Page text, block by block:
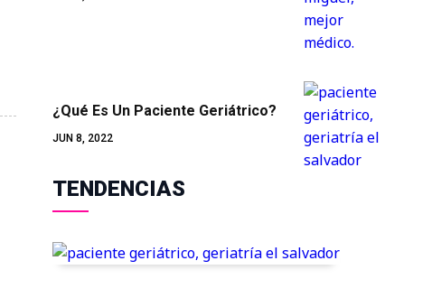
¿Qué Es Un Paciente Geriátrico?
JUN 8, 2022
TENDENCIAS